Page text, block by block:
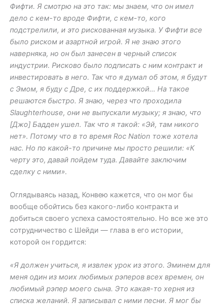
Фифти. Я смотрю на это так: мы знаем, что он имел
дело с кем-то вроде Фифти, с кем-то, кого
подстрелили, и это рискованная музыка. У Фифти все
было риском и азартной игрой. Я не знаю этого
наверняка, но он был занесен в черный список
индустрии. Рисково было подписать с ним контракт и
инвестировать в него. Так что я думал об этом, я будут
с Эмом, я буду с Дре, с их поддержкой… На такое
решаются быстро. Я знаю, через что проходила
Slaughterhouse, они не выпускали музыку; я знаю, что
[Джо] Бадден ушел. Так что я такой: «Эй, там никого
нет». Потому что в то время Roc Nation тоже хотела
нас. Но по какой-то причине мы просто решили: «К
черту это, давай пойдем туда. Давайте заключим
сделку с ними».
Оглядываясь назад, Конвею кажется, что он мог бы
вообще обойтись без какого-либо контракта и
добиться своего успеха самостоятельно. Но все же это
сотрудничество с Шейди — глава в его истории,
которой он гордится:
«Я должен учиться, я извлек урок из этого. Эминем для
меня один из моих любимых рэперов всех времен, он
любимый рэпер моего сына. Это какая-то херня из
списка желаний. Я записывал с ними песни. Я мог бы